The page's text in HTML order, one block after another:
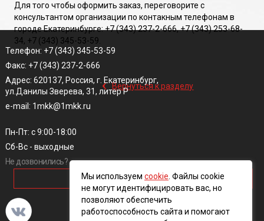
Для того чтобы оформить заказ, переговорите с
консультантом организации по контакным телефонам в
городе Екатеринбурге: +7 (343) 237-2-666, +7 (343) 253-68-
34, +7 (343) 345-53-59.
‹ Вернуться к разделу
Телефон: +7 (343) 345-53-59
Факс: +7 (343) 237-2-666
Адрес: 620137, Россия, г. Екатеринбург,
ул.Данилы Зверева, 31, литер Р
e-mail: 1mkk@1mkk.ru
Пн-Пт: с 9:00-18:00
Сб-Вс - выходные
Не дозвонились?
ОБРАТНЫЙ ЗВОНОК
Мы используем cookie . Файлы cookie
не могут идентифицировать вас, но
позволяют обеспечить
работоспособность сайта и помогают